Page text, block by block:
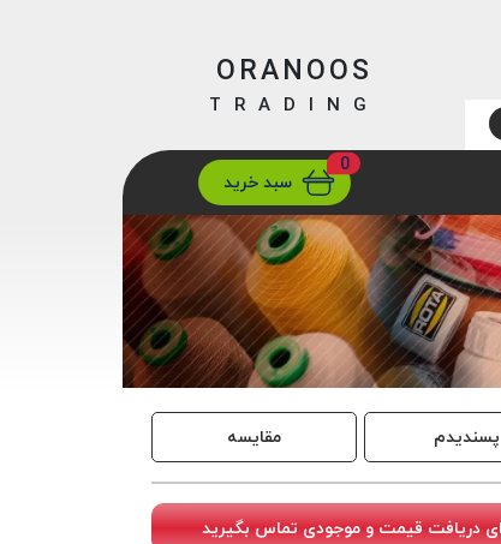
ارسالتهران/ تهران
ORANOOS
TRADING
0
سبد خرید
پسندیدم مقایسه
دریافت قیمت و موجودی تماس بگیرید